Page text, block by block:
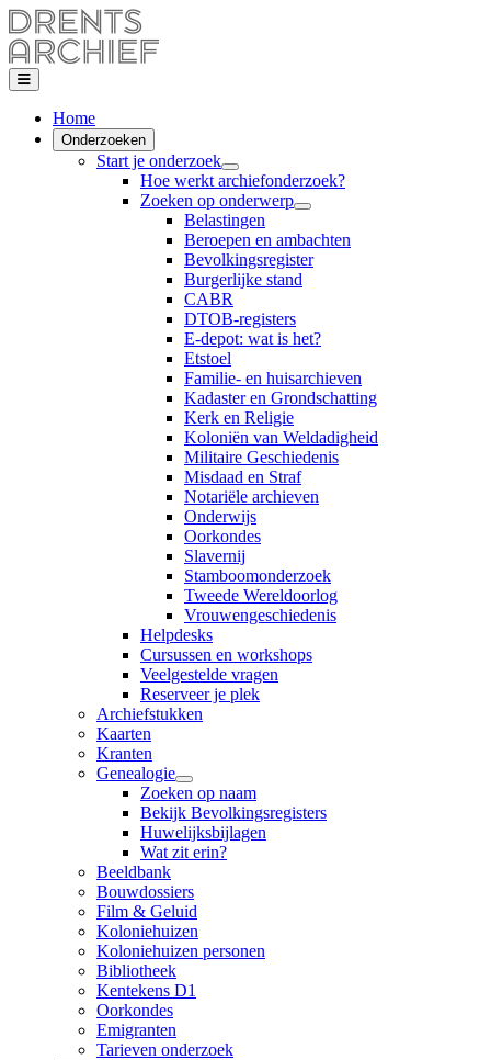
Home
Onderzoeken
Start je onderzoek
Hoe werkt archiefonderzoek?
Zoeken op onderwerp
Belastingen
Beroepen en ambachten
Bevolkingsregister
Burgerlijke stand
CABR
DTOB-registers
E-depot: wat is het?
Etstoel
Familie- en huisarchieven
Kadaster en Grondschatting
Kerk en Religie
Koloniën van Weldadigheid
Militaire Geschiedenis
Misdaad en Straf
Notariële archieven
Onderwijs
Oorkondes
Slavernij
Stamboomonderzoek
Tweede Wereldoorlog
Vrouwengeschiedenis
Helpdesks
Cursussen en workshops
Veelgestelde vragen
Reserveer je plek
Archiefstukken
Kaarten
Kranten
Genealogie
Zoeken op naam
Bekijk Bevolkingsregisters
Huwelijksbijlagen
Wat zit erin?
Beeldbank
Bouwdossiers
Film & Geluid
Koloniehuizen
Koloniehuizen personen
Bibliotheek
Kentekens D1
Oorkondes
Emigranten
Tarieven onderzoek